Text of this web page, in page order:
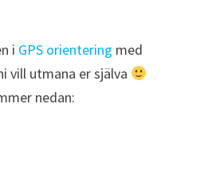
i GPS orientering med
vill utmana er själva
nedan: